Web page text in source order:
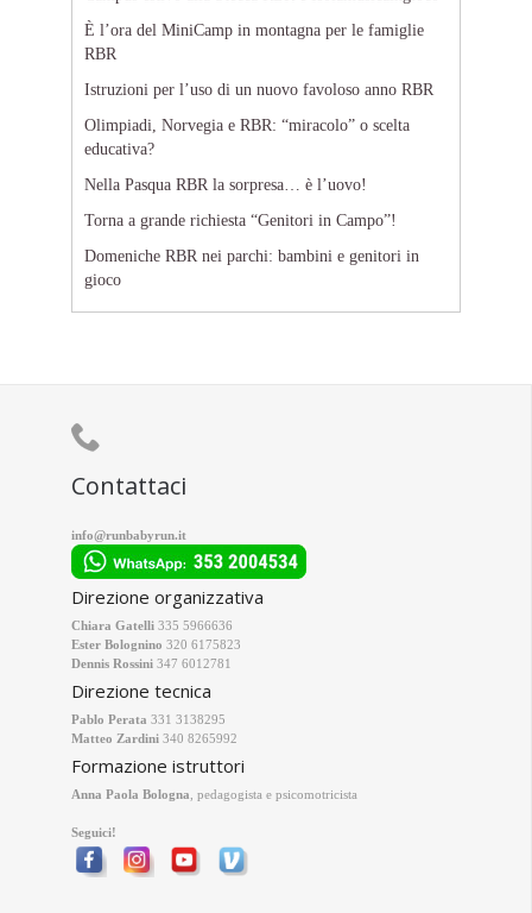
È l’ora del MiniCamp in montagna per le famiglie
RBR
Istruzioni per l’uso di un nuovo favoloso anno RBR
Olimpiadi, Norvegia e RBR: “miracolo” o scelta
educativa?
Nella Pasqua RBR la sorpresa… è l’uovo!
Torna a grande richiesta “Genitori in Campo”!
Domeniche RBR nei parchi: bambini e genitori in
gioco

Contattaci
info@runbabyrun.it
Direzione organizzativa
Chiara Gatelli 335 5966636
Ester Bolognino 320 6175823
Dennis Rossini 347 6012781
Direzione tecnica
Pablo Perata 331 3138295
Matteo Zardini 340 8265992
Formazione istruttori
Anna Paola Bologna , pedagogista e psicomotricista
Seguici!